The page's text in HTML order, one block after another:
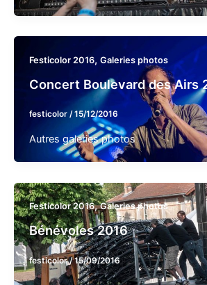
Festicolor 2016, Galeries photos
Concert Boulevard des Airs
festicolor /15/12/2016
Autres galeries photos
Festicolor 2016,Galeries photos
Bénévoles 2016
festicolor/15/09/2016